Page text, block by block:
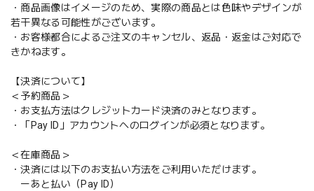
・商品画像はイメージのため、実際の商品とは色味やデザインが
若干異なる可能性がございます。
・お客様都合によるご注文のキャンセル、返品・返金はご対応で
きかねます。
【決済について】
＜予約商品＞
・お支払方法はクレジットカード決済のみとなります。
・「Pay ID」アカウントへのログインが必須となります。
＜在庫商品＞
・決済には以下のお支払い方法をご利用いただけます。
ーあと払い（Pay ID）